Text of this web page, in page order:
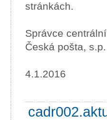
stránkách.
Správce
Česká pošta, s.p.
4.1.2016